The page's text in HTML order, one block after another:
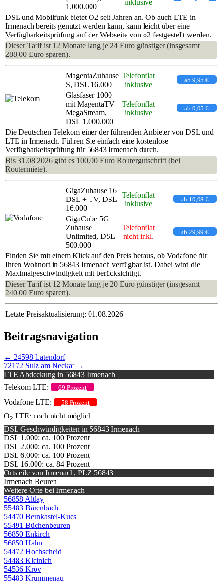
1.000.000
inklusive
DSL und Mobilfunk bietet O2 seit Jahren an. Ob auch LTE in
Irmenach bereits genutzt werden kann, kann leicht über eine
Verfügbarkeitsprüfung auf der Webseite von o2 festgestellt werden.
Dieser Tarif ist 12 Monate lang je 24 Euro günstiger (insgesamt
288,00 Euro sparen).
MagentaZuhause
S, DSL 16.000
Telefonflat
inklusive
ab 9,95 €
Glasfaser 1000
mit MagentaTV
MegaStream,
DSL 1.000.000
Telefonflat
inklusive
ab 9,95 €
Die Deutschen Telekom einer der führenden Anbieter von DSL und
LTE in Irmenach. Führen Sie einfach eine kostenlose
Verfügbarkeitsprüfung für 56843 Irmenach durch.
Bis 31.08.2026 gibt es 100,00 Euro Routergutschrift (bei
Routermiete).
GigaZuhause 16
DSL + TV, DSL
16.000
Telefonflat
inklusive
ab 19,98 €
GigaCube 5G
Zuhause
Unlimited, DSL
500.000
Telefonflat
nicht inkl.
ab 29,99 €
Finden Sie mit einem Klick auf den Preis heraus, ob Vodafone für
Ihren Wohnort in 56843 Irmenach verfügbar ist. Dabei wird die
Maximalgeschwindigkeit mit berücksichtigt.
Dieser Tarif ist 12 Monate lang je 20 Euro günstiger (insgesamt
240,00 Euro sparen).
Letzte Preisaktualisierung: 01.08.2026
Beitragsnavigation
← 24598 Latendorf
72172 Sulz am Neckar →
LTE Abdeckung in 56843 Irmenach
Telekom LTE:
69 Prozent
Vodafone LTE: 58 Prozent
O2 LTE: noch nicht möglich
DSL Geschwindigkeiten in 56843 Irmenach
DSL 1.000: ca. 100 Prozent
DSL 2.000: ca. 100 Prozent
DSL 6.000: ca. 100 Prozent
DSL 16.000: ca. 84 Prozent
Ortsteile von Irmenach, PLZ 56843
Irmenach Beuren
Weitere Orte bei Irmenach
56858 Altlay
55483 Bärenbach
54470 Bernkastel-Kues
55491 Büchenbeuren
56850 Enkirch
56850 Hahn
54472 Hochscheid
54483 Kleinich
54536 Kröv
55483 Krummenau